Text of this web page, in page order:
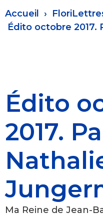
Fil
d'Ariane
Accueil
Édito octobre 2017.
Édito
2017.
Ma Reine de Jean-